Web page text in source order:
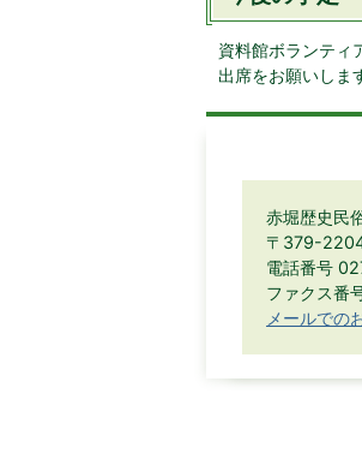
資料館ボランティ
出席をお願いしま
赤堀歴史民
〒379-
電話番号
ファクス
メールでの